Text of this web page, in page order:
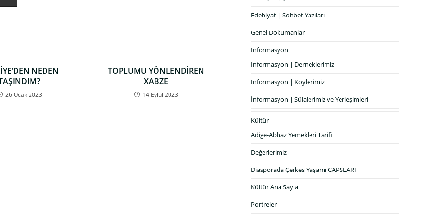
NEDEN
26 Ocak 2023
TOPLUMU YÖNLENDİREN
XABZE
14 Eylül 2023
Edebiyat | Sohbet Yazıları
Genel Dokumanlar
İnformasyon
İnformasyon | Derneklerimiz
İnformasyon | Köylerimiz
İnformasyon | Sülalerimiz ve Yerleşimleri
Kültür
Adige-Abhaz Yemekleri Tarifi
Değerlerimiz
Diasporada Çerkes Yaşamı CAPSLARI
Kültür Ana Sayfa
Portreler